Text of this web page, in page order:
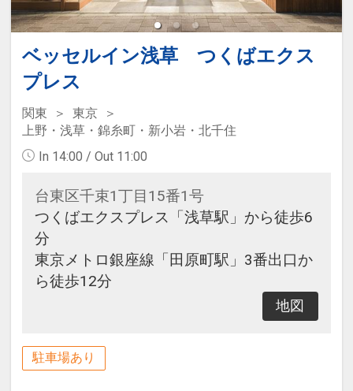
ベッセルイン浅草 つくばエクス
プレス
関東
東京
上野・浅草・錦糸町・新小岩・北千住
In 14:00 / Out 11:00
台東区千束1丁目15番1号
つくばエクスプレス「浅草駅」から徒歩6
分
東京メトロ銀座線「田原町駅」3番出口か
ら徒歩12分
地図
駐車場あり